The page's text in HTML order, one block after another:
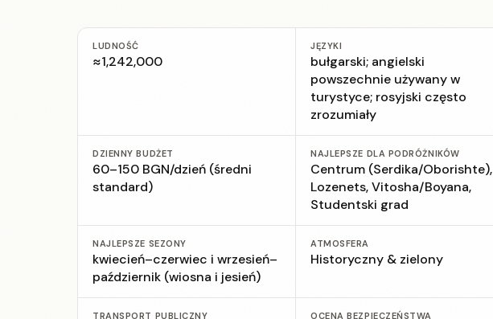
LUDNOŚĆ
≈1,242,000
JĘZYKI
bułgarski; angielski
powszechnie używany w
turystyce; rosyjski często
zrozumiały
DZIENNY BUDŻET
60–150 BGN/dzień (średni
standard)
NAJLEPSZE DLA PODRÓŻNIKÓW
Centrum (Serdika/Oborishte),
Lozenets, Vitosha/Boyana,
Studentski grad
NAJLEPSZE SEZONY
kwiecień–czerwiec i wrzesień–
październik (wiosna i jesień)
ATMOSFERA
Historyczny & zielony
TRANSPORT PUBLICZNY OCENA BEZPIECZEŃSTWA